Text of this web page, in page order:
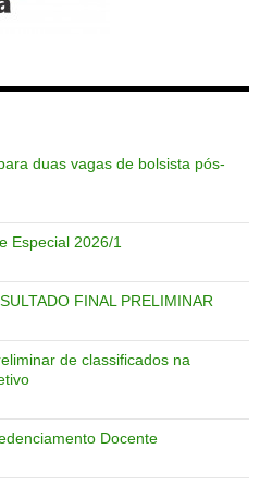
duas vagas de bolsista pós-
Especial 2026/1
FINAL PRELIMINAR
de classificados na
Docente